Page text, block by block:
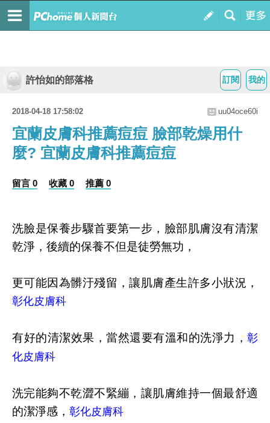
我的
訂閱
許怡如的部落格
2018-04-18 17:58:02 uu04oce60i
宜蘭皮膚科推薦痘痘 臉部乾燥用什
麼? 宜蘭皮膚科推薦痘痘
留言 0 收藏 0 推薦 0
洗臉是保養步驟首要第一步，臉部肌膚沒有清潔
乾淨，後續的保養不但是徒勞無功，
更可能因為髒汙殘留，讓肌膚產生許多小狀況，
彰化皮膚科
有好的清潔效果，當然還要有溫和的洗淨力， 彰
化皮膚科
洗完能夠不乾澀不緊繃，讓肌膚維持一個最舒適
的潔淨感， 彰化皮膚科